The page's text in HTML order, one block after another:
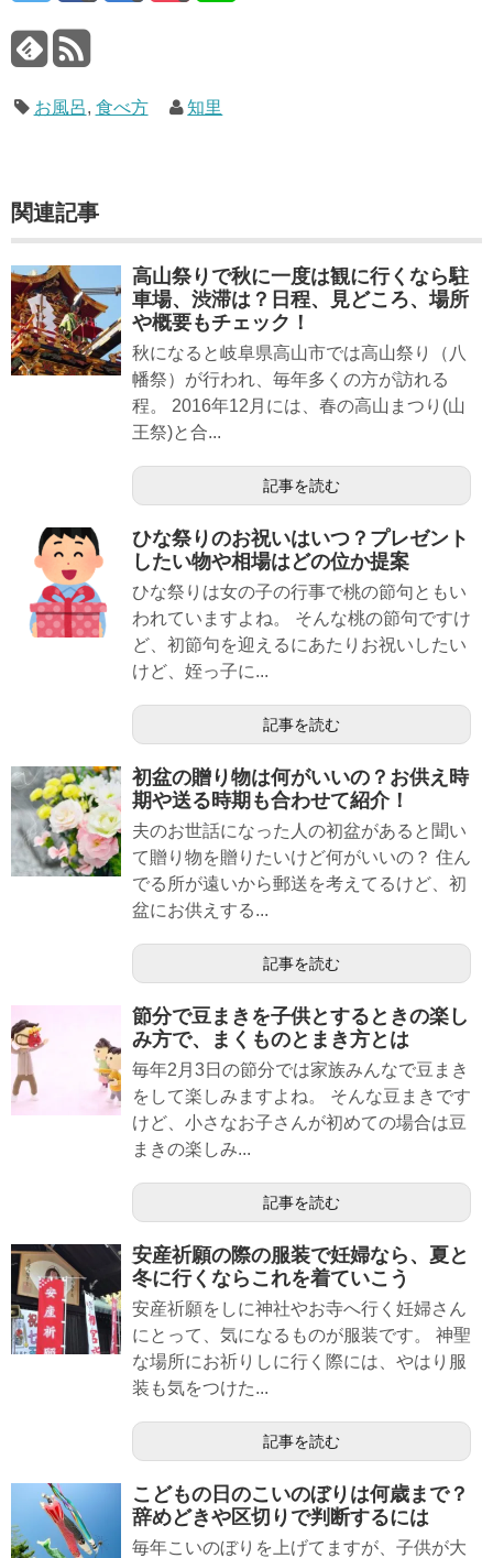
お風呂, 食べ方 知里
関連記事
高山祭りで秋に一度は観に行くなら駐
車場、渋滞は？日程、見どころ、場所
や概要もチェック！
秋になると岐阜県高山市では高山祭り（八
幡祭）が行われ、毎年多くの方が訪れる
程。 2016年12月には、春の高山まつり(山
王祭)と合...
記事を読む
ひな祭りのお祝いはいつ？プレゼント
したい物や相場はどの位か提案
ひな祭りは女の子の行事で桃の節句ともい
われていますよね。 そんな桃の節句ですけ
ど、初節句を迎えるにあたりお祝いしたい
けど、姪っ子に...
記事を読む
初盆の贈り物は何がいいの？お供え時
期や送る時期も合わせて紹介！
夫のお世話になった人の初盆があると聞い
て贈り物を贈りたいけど何がいいの？ 住ん
でる所が遠いから郵送を考えてるけど、初
盆にお供えする...
記事を読む
節分で豆まきを子供とするときの楽し
み方で、まくものとまき方とは
毎年2月3日の節分では家族みんなで豆まき
をして楽しみますよね。 そんな豆まきです
けど、小さなお子さんが初めての場合は豆
まきの楽しみ...
記事を読む
安産祈願の際の服装で妊婦なら、夏と
冬に行くならこれを着ていこう
安産祈願をしに神社やお寺へ行く妊婦さん
にとって、気になるものが服装です。 神聖
な場所にお祈りしに行く際には、やはり服
装も気をつけた...
記事を読む
こどもの日のこいのぼりは何歳まで？
辞めどきや区切りで判断するには
毎年こいのぼりを上げてますが、子供が大